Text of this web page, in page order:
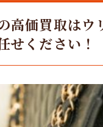
高価買取はウ
せください！